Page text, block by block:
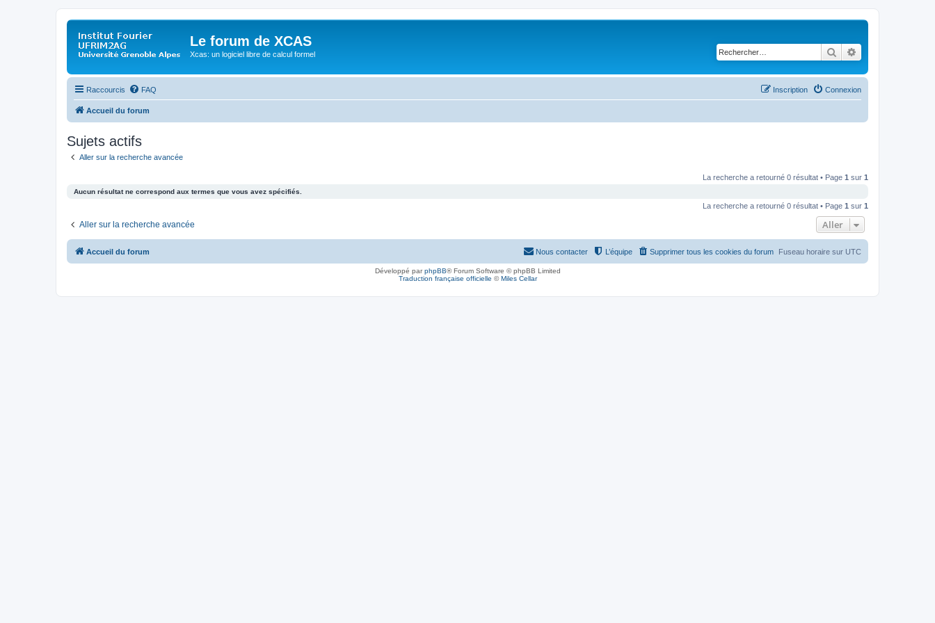
Le forum de XCAS
Xcas: un logiciel libre de calcul formel Rechercher
Raccourcis FAQ Connexion
Inscription
Accueil du forum
Sujets actifs
Aller sur la recherche avancée
La recherche a retourné 0 résultat • Page 1 sur 1
Aucun résultat ne correspond aux termes que vous avez spécifiés.
La recherche a retourné 0 résultat • Page 1 sur 1
Aller sur la recherche avancée Aller
Accueil du forum Fuseau horaire sur UTC
Supprimer tous les cookies du forum
L’équipe
Nous contacter
Développé parphpBB® Forum Software © phpBB Limited
Traduction française officielle ©Miles Cellar